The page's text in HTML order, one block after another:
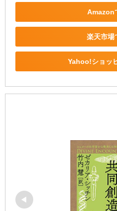
Amazon
楽天市場
Yahoo!ショッ